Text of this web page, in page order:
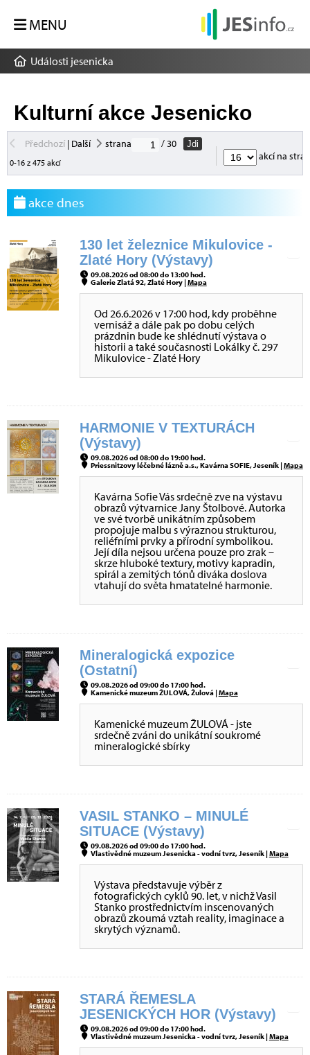
MENU
Události jesenicka
Kulturní akce Jesenicko
Předchozí| Další strana / 30
Jdi
0-16 z 475 akcí
akcí na
akce dnes
130 let železnice Mikulovice -
Zlaté Hory (Výstavy)
09.08.2026 od 08:00 do 13:00 hod.
Galerie Zlatá 92, Zlaté Hory |Mapa
Od 26.6.2026 v 17:00 hod, kdy proběhne
vernisáž a dále pak po dobu celých
prázdnin bude ke shlédnutí výstava o
historii a také současnosti Lokálky č. 297
Mikulovice - Zlaté Hory
HARMONIE V TEXTURÁCH
(Výstavy)
09.08.2026 od 08:00 do 19:00 hod.
Priessnitzovy léčebné lázně a.s., Kavárna SOFIE, Jeseník |Mapa
Kavárna Sofie Vás srdečně zve na výstavu
obrazů výtvarnice Jany Štolbové. Autorka
ve své tvorbě unikátním způsobem
propojuje malbu s výraznou strukturou,
reliéfními prvky a přírodní symbolikou.
Její díla nejsou určena pouze pro zrak –
skrze hluboké textury, motivy kapradin,
spirál a zemitých tónů diváka doslova
vtahují do světa hmatatelné harmonie.
Mineralogická expozice
(Ostatní)
09.08.2026 od 09:00 do 17:00 hod.
Kamenické muzeum ŽULOVÁ, Žulová |Mapa
Kamenické muzeum ŽULOVÁ - jste
srdečně zváni do unikátní soukromé
mineralogické sbírky
VASIL STANKO – MINULÉ
SITUACE (Výstavy)
09.08.2026 od 09:00 do 17:00 hod.
Vlastivědné muzeum Jesenicka - vodní tvrz, Jeseník |Mapa
Výstava představuje výběr z
fotografických cyklů 90. let, v nichž Vasil
Stanko prostřednictvím inscenovaných
obrazů zkoumá vztah reality, imaginace a
skrytých významů.
STARÁ ŘEMESLA
JESENICKÝCH HOR (Výstavy)
09.08.2026 od 09:00 do 17:00 hod.
Vlastivědné muzeum Jesenicka - vodní tvrz, Jeseník |Mapa